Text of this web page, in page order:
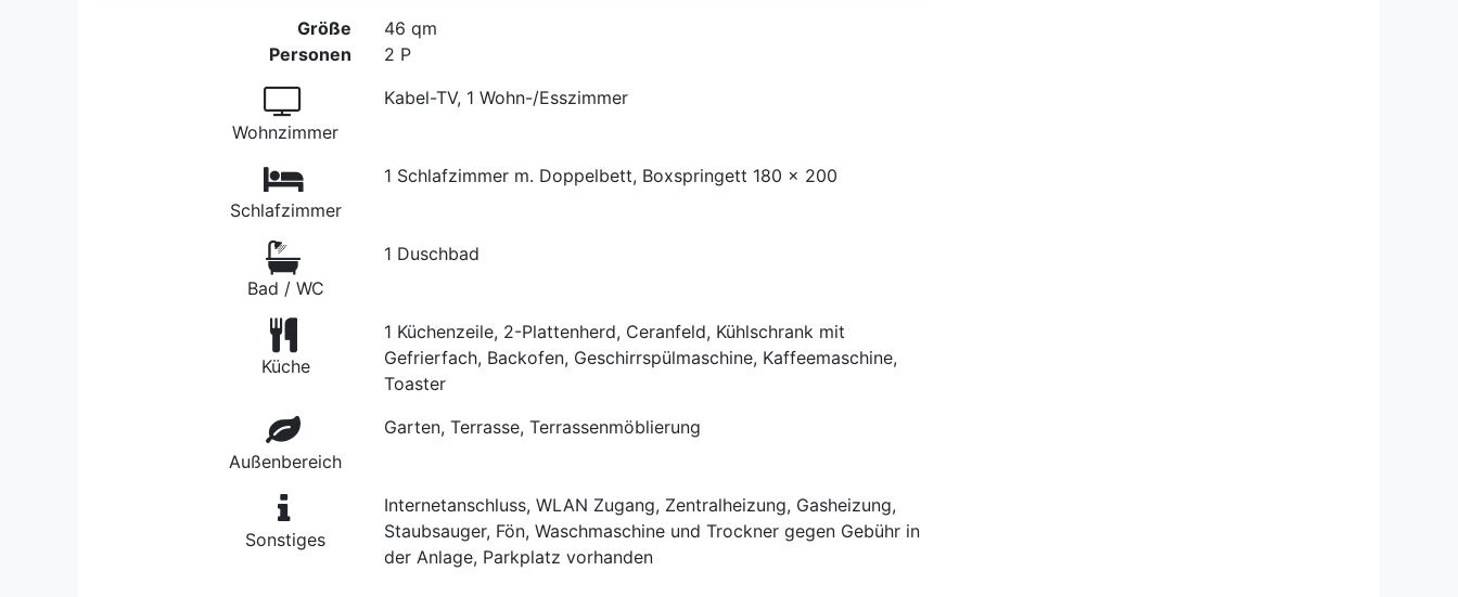
Größe
Personen
46 qm
2 P
Wohnzimmer
Kabel-TV, 1 Wohn-/Esszimmer
Schlafzimmer
1 Schlafzimmer m. Doppelbett, Boxspringett 180 x 200
Bad / WC
1 Duschbad
Küche
1 Küchenzeile, 2-Plattenherd, Ceranfeld, Kühlschrank mit
Gefrierfach, Backofen, Geschirrspülmaschine, Kaffeemaschine,
Toaster
Außenbereich
Garten, Terrasse, Terrassenmöblierung
Sonstiges
Internetanschluss, WLAN Zugang, Zentralheizung, Gasheizung,
Staubsauger, Fön, Waschmaschine und Trockner gegen Gebühr in
der Anlage, Parkplatz vorhanden